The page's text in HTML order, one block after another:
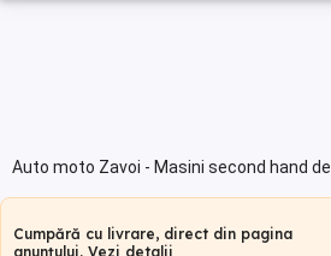
Auto moto Zavoi - Masini second hand
Cumpără cu livrare, direct din pagina
anunțului. Vezi detalii